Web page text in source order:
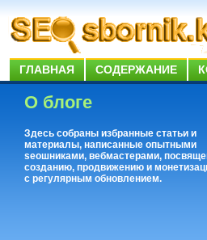
ГЛАВНАЯ СОДЕРЖАНИЕ
О блоге
Здесь собраны избранные статьи и
материалы, написанные опытными
seoшниками, вебмастерами,
созданию, продвижению и
с регулярным обновлением.